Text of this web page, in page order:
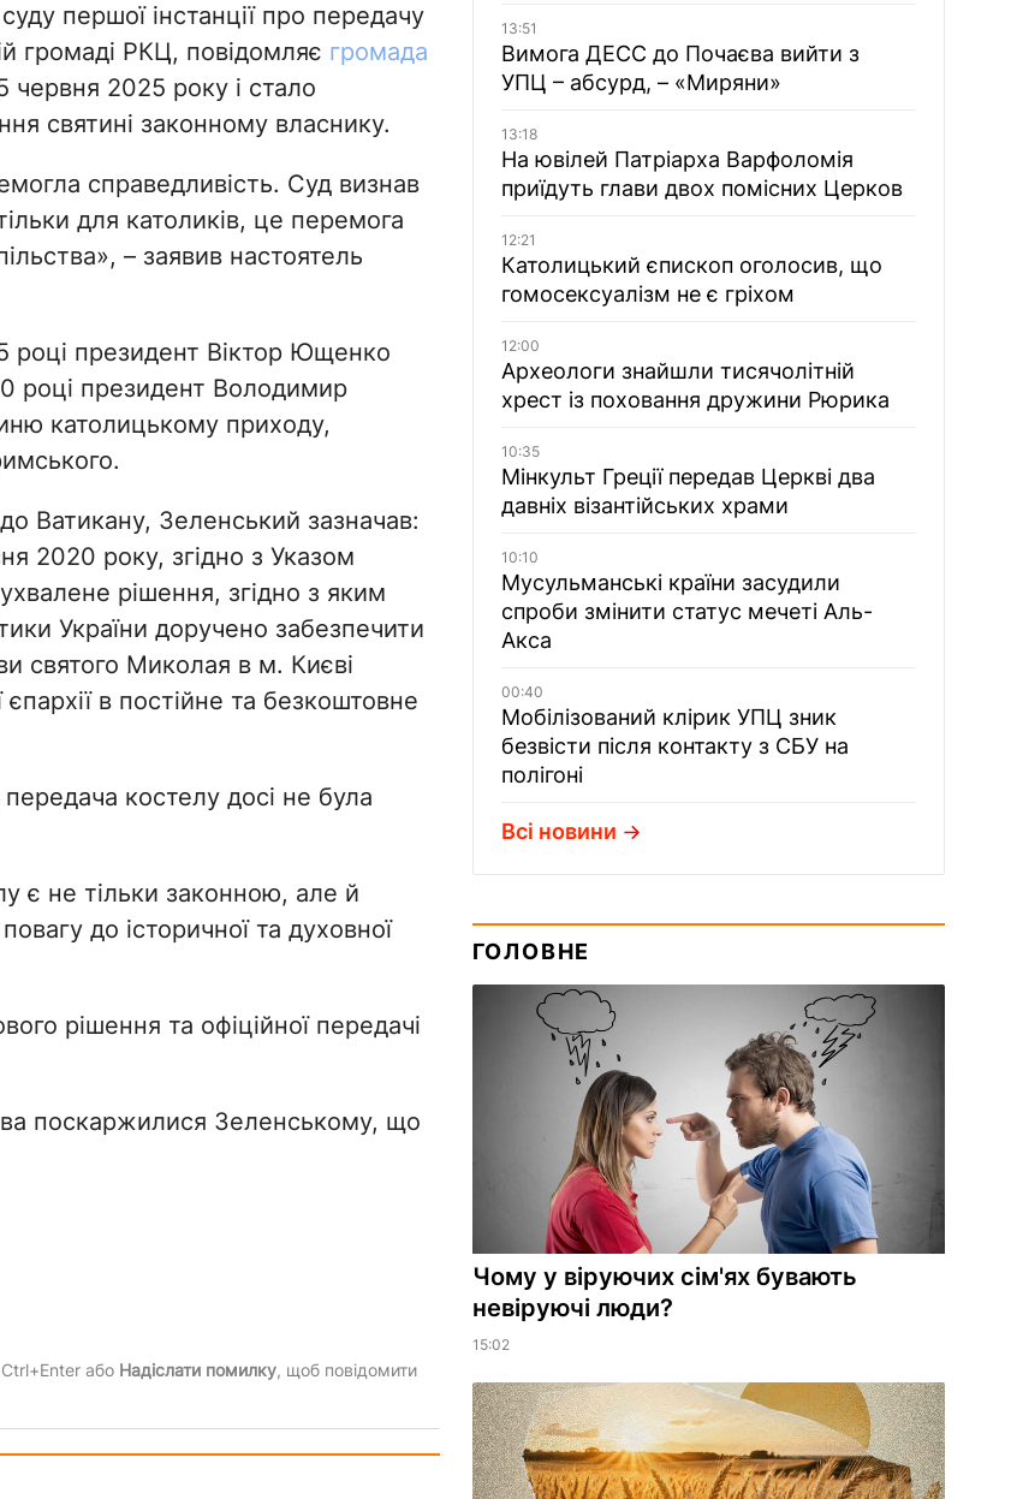
першої інстанції про передачу
громаді РКЦ, повідомляє громада
червня 2025 року і стало
святині законному власнику.
справедливість. Суд визнав
для католиків, це перемога
– заявив настоятель
році президент Віктор Ющенко
році президент Володимир
католицькому приходу,
Ватикану, Зеленський зазначав:
2020 року, згідно з Указом
рішення, згідно з яким
України доручено забезпечити
святого Миколая в м. Києві
в постійне та безкоштовне
костелу досі не була
є не тільки законною, але й
до історичної та духовної
рішення та офіційної передачі
поскаржилися Зеленському, що
Ctrl+Enter або Надіслати помилку, щоб повідомити
13:51
Вимога ДЕСС до Почаєва вийти з
УПЦ – абсурд, – «Миряни»
13:18
На ювілей Патріарха Варфоломія
приїдуть глави двох помісних Церков
12:21
Католицький єпископ оголосив, що
гомосексуалізм не є гріхом
12:00
Археологи знайшли тисячолітній
хрест із поховання дружини Рюрика
10:35
Мінкульт Греції передав Церкві два
давніх візантійських храми
10:10
Мусульманські країни засудили
спроби змінити статус мечеті Аль-
Акса
00:40
Мобілізований клірик УПЦ зник
безвісти після контакту з СБУ на
полігоні
Всі новини
ГОЛОВНЕ
Чому у віруючих сім'ях бувають
невіруючі люди?
15:02